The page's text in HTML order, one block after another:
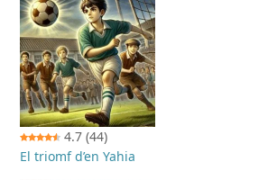
4.7 (44)
El triomf d’en Yahia